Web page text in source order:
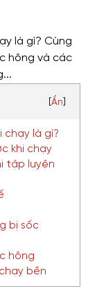
Ẩn
chạy là gì?
khi chạy
tập luyện
bị sốc
hông
bền